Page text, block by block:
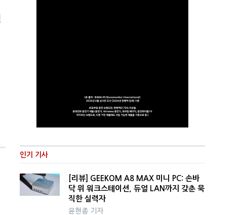
인기 기사
[리뷰] GEEKOM A8 MAX 미니 PC: 손바
닥 위 워크스테이션, 듀얼 LAN까지 갖춘 묵
직한 실력자
윤현종 기자